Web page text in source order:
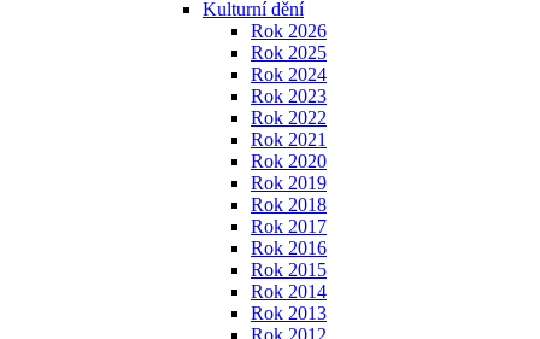
Kulturní dění
Rok 2026
Rok 2025
Rok 2024
Rok 2023
Rok 2022
Rok 2021
Rok 2020
Rok 2019
Rok 2018
Rok 2017
Rok 2016
Rok 2015
Rok 2014
Rok 2013
Rok 2012